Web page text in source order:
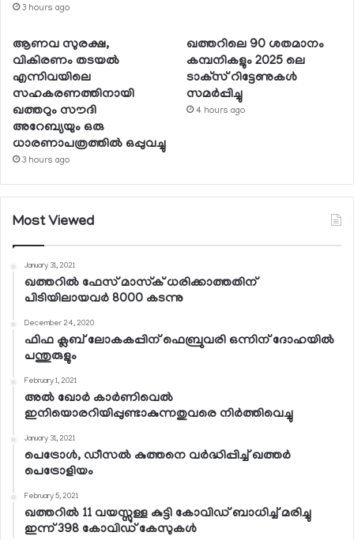
3 hours ago
ആണവ സുരക്ഷ,
വികിരണം തടയല്‍
എന്നിവയിലെ
സഹകരണത്തിനായി
ഖത്തറും സൗദി
അറേബ്യയും ഒരു
ധാരണാപത്രത്തില്‍ ഒപ്പുവച്ചു
3 hours ago
ഖത്തറിലെ 90 ശതമാനം
കമ്പനികളും 2025 ലെ
ടാക്‌സ് റിട്ടേണുകള്‍
സമര്‍പ്പിച്ചു
4 hours ago
Most Viewed
January 31, 2021
ഖത്തറില്‍ ഫേസ് മാസ്‌ക് ധരിക്കാത്തതിന്
പിടിയിലായവര്‍ 8000 കടന്നു
December 24, 2020
ഫിഫ ക്ലബ് ലോകകപ്പിന് ഫെബ്രുവരി ഒന്നിന് ദോഹയില്‍
പന്തുരുളും
February 1, 2021
അല്‍ ഖോര്‍ കാര്‍ണിവെല്‍
ഇനിയൊരറിയിപ്പുണ്ടാകുന്നതുവരെ നിര്‍ത്തിവെച്ചു
January 31, 2021
പെട്രോള്‍, ഡീസല്‍ കുത്തനെ വര്‍ദ്ധിപ്പിച്ച് ഖത്തര്‍
പെട്രോളിയം
February 5, 2021
ഖത്തറില്‍ 11 വയസ്സുള്ള കുട്ടി കോവിഡ് ബാധിച്ച് മരിച്ചു
ഇന്ന് 398 കോവിഡ് കേസുകള്‍